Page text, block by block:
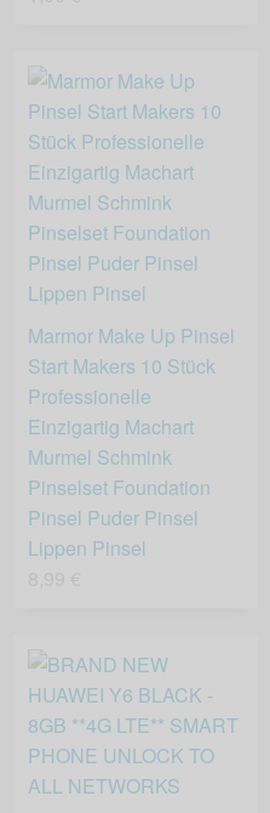
Marmor Make Up Pinsel
Start Makers 10 Stück
Professionelle
Einzigartig Machart
Murmel Schmink
Pinselset Foundation
Pinsel Puder Pinsel
Lippen Pinsel